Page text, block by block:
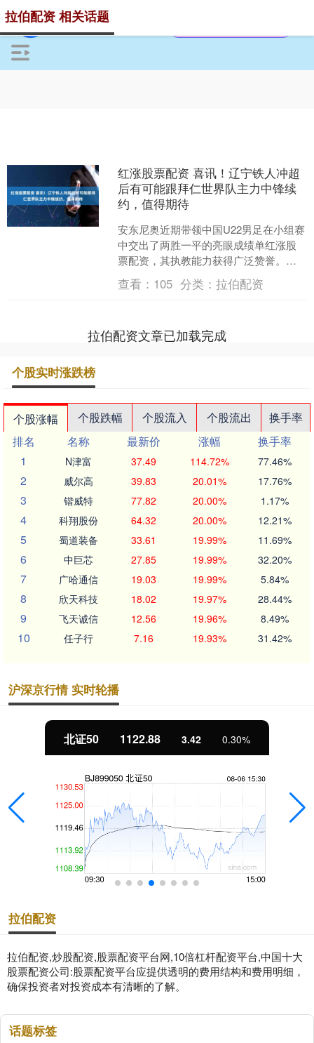
拉伯配资 相关话题
红涨股票配资 喜讯！辽宁铁人冲超
后有可能跟拜仁世界队主力中锋续
约，值得期待
安东尼奥近期带领中国U22男足在小组赛
中交出了两胜一平的亮眼成绩单红涨股
票配资，其执教能力获得广泛赞誉。尤
其在与澳大利亚队的最后一场小组赛
中，球队顽强逼平强劲对....
查看： 105 分类：拉伯配资
拉伯配资文章已加载完成
个股实时涨跌榜
个股涨幅 个股跌幅 个股流入 个股流出
换手率
排名
名称 最新价 涨幅
换手率
1
N津富 37.49 114.72% 77.46%
2 威尔高 39.83 20.01% 17.76%
3 锴威特 77.82 20.00% 1.17%
4 科翔股份 64.32 20.00% 12.21%
5 蜀道装备 33.61 19.99% 11.69%
6 中巨芯 27.85 19.99% 32.20%
7 广哈通信 19.03 19.99% 5.84%
8 欣天科技 18.02 19.97% 28.44%
9 飞天诚信 12.56 19.96% 8.49%
10 任子行 7.16 19.93% 31.42%
沪深京行情 实时轮播
北证50 1122.88 3.42 0.30%
拉伯配资
拉伯配资,炒股配资,股票配资平台网,10倍杠杆配资平台,中国十大
股票配资公司:股票配资平台应提供透明的费用结构和费用明细，
确保投资者对投资成本有清晰的了解。
话题标签